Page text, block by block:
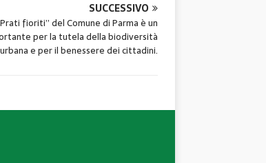
SUCCESSIVO
fioriti” del Comune di Parma è un
per la tutela della biodiversità
urbana e per il benessere dei cittadini.